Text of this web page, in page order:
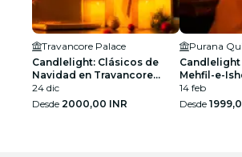
Travancore Palace
Candlelight: Clásicos de
Navidad en Travancore
Palace
24 dic
Desde 2000,00 INR
Purana
Candlelight
Mehfil-e-
Quila
14 feb
Desde